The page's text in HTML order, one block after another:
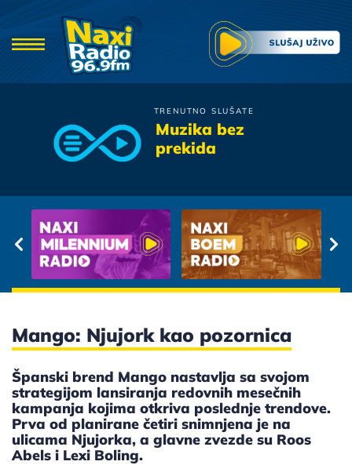
TRENUTNO SLUŠATE
Muzika bez
prekida
Tony Cetinski
Mango: Njujork kao pozornica
Španski brend Mango nastavlja sa svojom
strategijom lansiranja redovnih mesečnih
kampanja kojima otkriva poslednje trendove.
Prva od planirane četiri snimnjena je na
ulicama Njujorka, a glavne zvezde su Roos
Abels i Lexi Boling.